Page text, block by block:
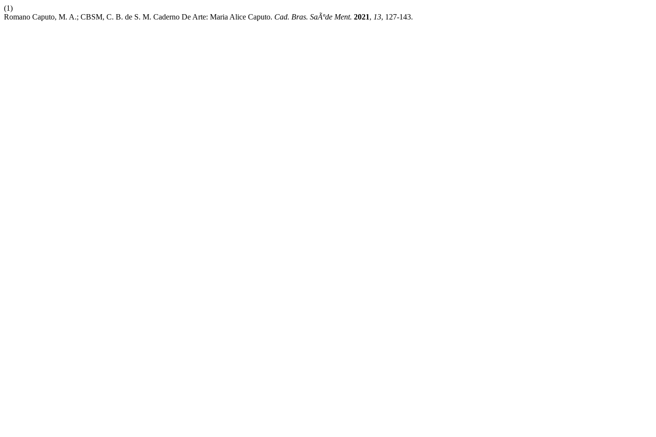
(1)
Romano Caputo, M. A.; CBSM, C. B. de S. M. Caderno De Arte: Maria Alice Caputo. Cad. Bras. SaÃºde Ment. 2021, 13, 127-143.